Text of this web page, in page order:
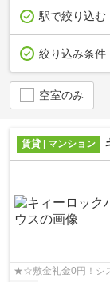
駅で絞り込む
絞り込み条件
空室のみ
賃貸 | マンション
★☆敷金礼金0円！シ